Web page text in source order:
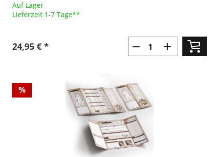
Auf Lager
Lieferzeit 1-7 Tage**
24,95 € *
%